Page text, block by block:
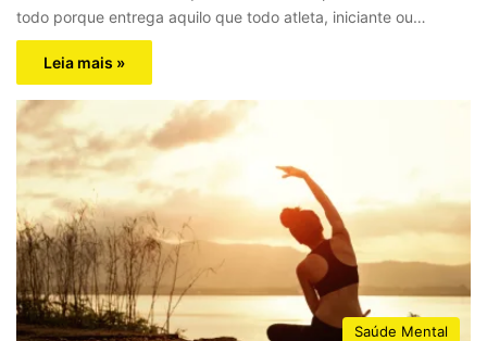
todo porque entrega aquilo que todo atleta, iniciante ou…
Leia mais »
Saúde Mental